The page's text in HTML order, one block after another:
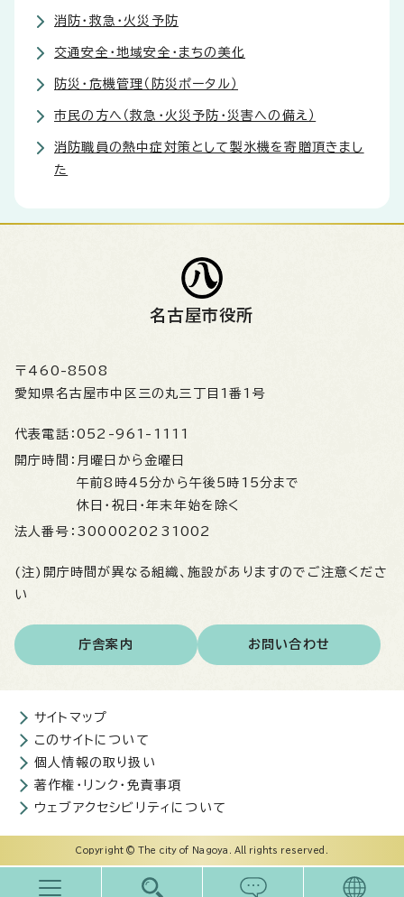
消防・救急・火災予防
交通安全・地域安全・まちの美化
防災・危機管理（防災ポータル）
市民の方へ（救急・火災予防・災害への備え）
消防職員の熱中症対策として製氷機を寄贈頂きまし
た
名古屋市役所
〒460-8508
愛知県名古屋市中区三の丸三丁目1番1号
代表電話： 052-961-1111
開庁時間： 月曜日から金曜日
午前8時45分から午後5時15分まで
休日・祝日・年末年始を除く
法人番号： 3000020231002
(注)開庁時間が異なる組織、施設がありますのでご注意くださ
い
庁舎案内 お問い合わせ
サイトマップ
このサイトについて
個人情報の取り扱い
著作権・リンク・免責事項
ウェブアクセシビリティについて
Copyright © The city of Nagoya. All rights reserved.